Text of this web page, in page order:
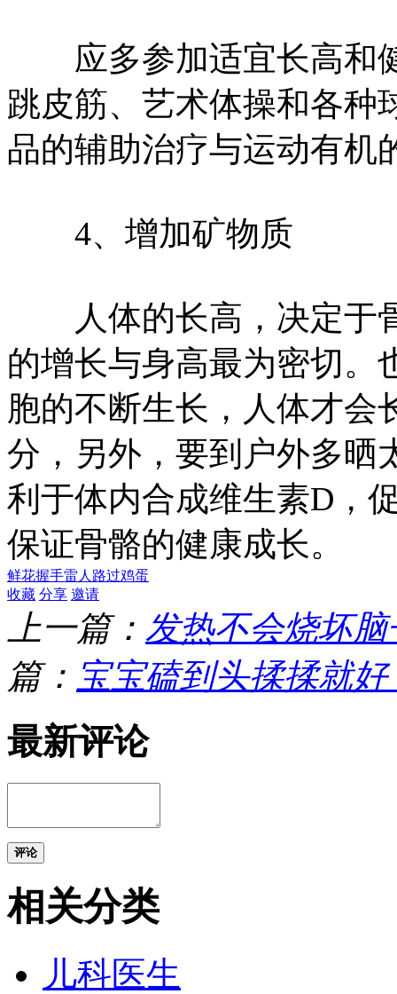
应多参加适宜长高和
跳皮筋、艺术体操和各种
品的辅助治疗与运动有机
4、增加矿物质
人体的长高，决定于
的增长与身高最为密切。
胞的不断生长，人体才会
分，另外，要到户外多晒
利于体内合成维生素D，
保证骨骼的健康成长。
鲜花握手雷人 路过鸡蛋
收藏 分享 邀请
上一篇： 发热不会烧坏
篇： 宝宝磕到头揉揉就
最新评论
评论
相关分类
儿科医生